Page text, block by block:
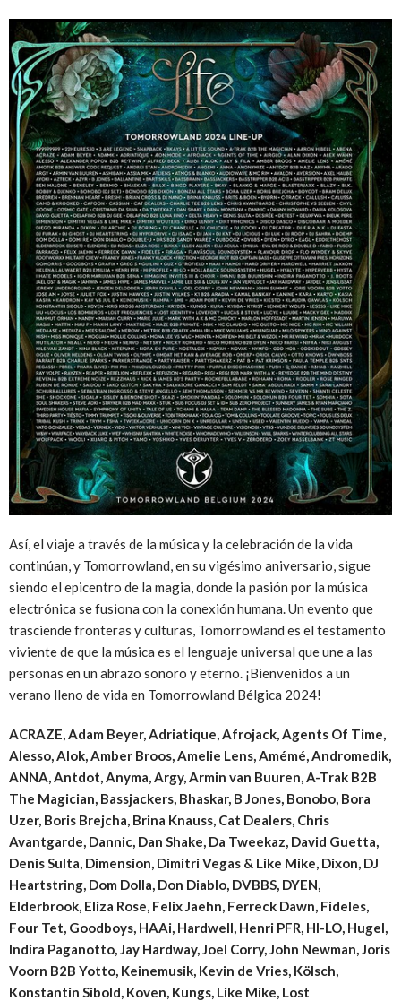
Así, el viaje a través de la música y la celebración de la vida
continúan, y Tomorrowland, en su vigésimo aniversario, sigue
siendo el epicentro de la magia, donde la pasión por la música
electrónica se fusiona con la conexión humana. Un evento que
trasciende fronteras y culturas, Tomorrowland es el testamento
viviente de que la música es el lenguaje universal que une a las
personas en un abrazo sonoro y eterno. ¡Bienvenidos a un
verano lleno de vida en Tomorrowland Bélgica 2024!
ACRAZE, Adam Beyer, Adriatique, Afrojack, Agents Of Time,
Alesso, Alok, Amber Broos, Amelie Lens, Amémé, Andromedik,
ANNA, Antdot, Anyma, Argy, Armin van Buuren, A-Trak B2B
The Magician, Bassjackers, Bhaskar, B Jones, Bonobo, Bora
Uzer, Boris Brejcha, Brina Knauss, Cat Dealers, Chris
Avantgarde, Dannic, Dan Shake, Da Tweekaz, David Guetta,
Denis Sulta, Dimension, Dimitri Vegas & Like Mike, Dixon, DJ
Heartstring, Dom Dolla, Don Diablo, DVBBS, DYEN,
Elderbrook, Eliza Rose, Felix Jaehn, Ferreck Dawn, Fideles,
Four Tet, Goodboys, HAAi, Hardwell, Henri PFR, HI-LO, Hugel,
Indira Paganotto, Jay Hardway, Joel Corry, John Newman, Joris
Voorn B2B Yotto, Keinemusik, Kevin de Vries, Kölsch,
Konstantin Sibold, Koven, Kungs, Like Mike, Lost